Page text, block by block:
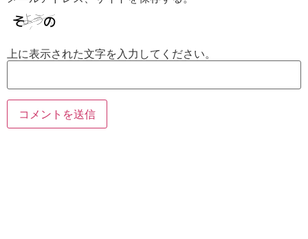
上に表示された文字を入力してください。